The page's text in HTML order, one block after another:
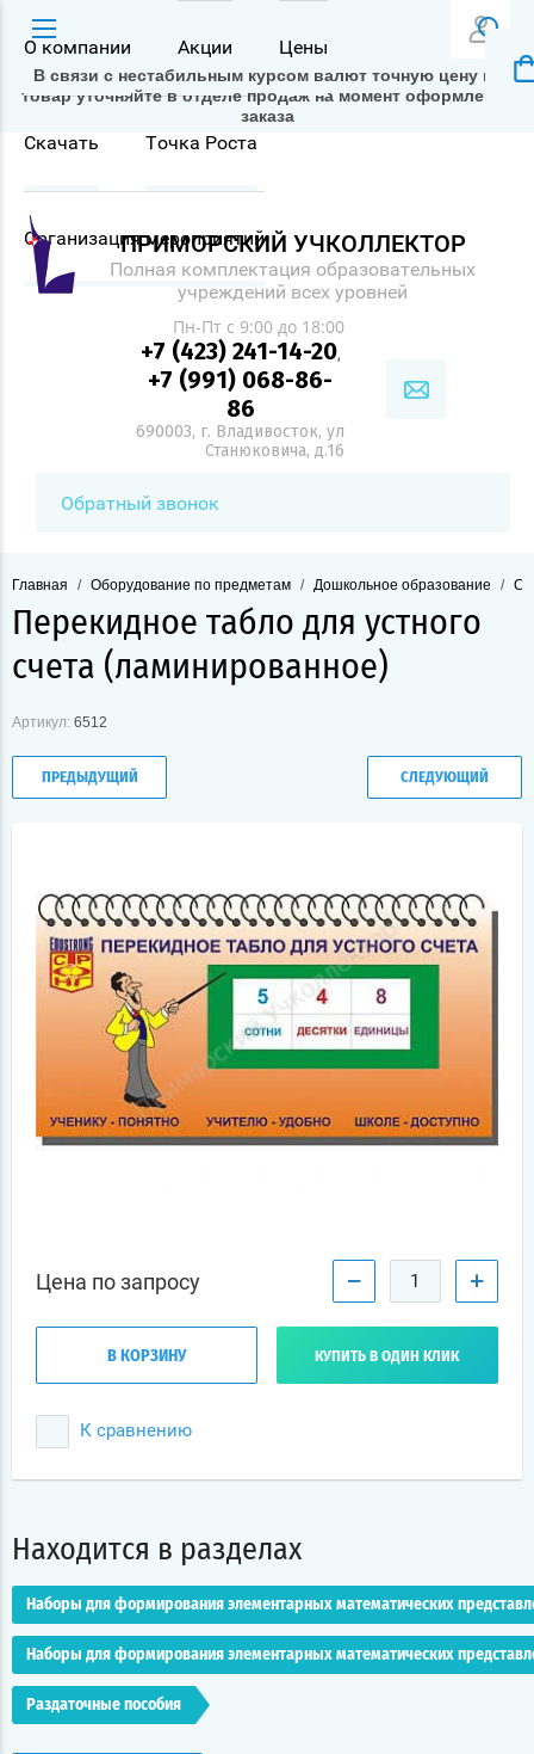
В связи с нестабильным курсом валют точную цену на
товар уточняйте в отделе продаж на момент оформления
заказа
О компании Акции Цены
Скачать Точка Роста
Организация мероприятий
ПРИМОРСКИЙ УЧКОЛЛЕКТОР
Полная комплектация образовательных
учреждений всех уровней
Пн-Пт с 9:00 до 18:00
+7 (423) 241-14-20,
+7 (991) 068-86-
86
690003, г. Владивосток, ул
Станюковича, д.16
Обратный звонок
Главная / Оборудование по предметам / Дошкольное образование /
Перекидное табло для устного
счета (ламинированное)
Артикул: 6512
ПРЕДЫДУЩИЙ СЛЕДУЮЩИЙ
Цена по запросу − +
В КОРЗИНУ КУПИТЬ В ОДИН КЛИК
К сравнению
Находится в разделах
Наборы для формирования элементарных математических
Наборы для формирования элементарных математических
Раздаточные пособия